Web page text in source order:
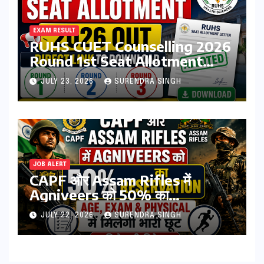
EXAM RESULT
RUHS CUET Counselling 2026
Round 1st Seat Allotment
Result Out : Download
College Allotment Letter,
College Reporting Begins
JULY 23, 2026 SURENDRA SINGH
JOB ALERT
CAPF और Assam Rifles में
Agniveers को 50% का
Reservation: Age, Exam &
Physical में मिलेगी भारी छूट | पढिये पूरी
डिटेल्स
JULY 22, 2026 SURENDRA SINGH